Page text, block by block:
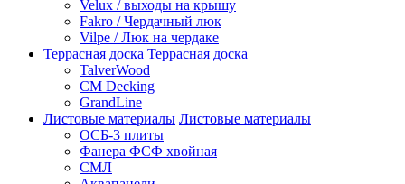
Velux / выходы на крышу
Fakro / Чердачный люк
Vilpe / Люк на чердаке
Террасная доска Террасная доска
TalverWood
CM Decking
GrandLine
Листовые материалы Листовые материалы
ОСБ-3 плиты
Фанера ФСФ хвойная
СМЛ